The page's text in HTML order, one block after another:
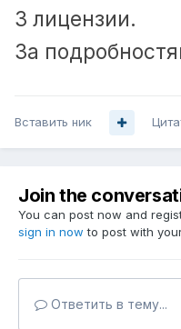
3 лицензии.
За
Вставить ник
Join the
You can post now and
sign in now to post with
Ответить в тему...